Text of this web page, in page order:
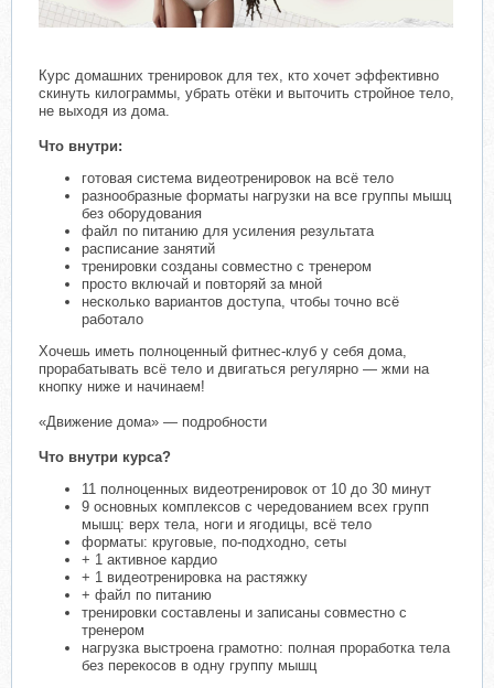
Курс домашних тренировок для тех, кто хочет эффективно
скинуть килограммы, убрать отёки и выточить стройное тело,
не выходя из дома.
Что внутри:
готовая система видеотренировок на всё тело
разнообразные форматы нагрузки на все группы мышц
без оборудования
файл по питанию для усиления результата
расписание занятий
тренировки созданы совместно с тренером
просто включай и повторяй за мной
несколько вариантов доступа, чтобы точно всё
работало
Хочешь иметь полноценный фитнес-клуб у себя дома,
прорабатывать всё тело и двигаться регулярно — жми на
кнопку ниже и начинаем!
«Движение дома» — подробности
Что внутри курса?
11 полноценных видеотренировок от 10 до 30 минут
9 основных комплексов с чередованием всех групп
мышц: верх тела, ноги и ягодицы, всё тело
форматы: круговые, по-подходно, сеты
+ 1 активное кардио
+ 1 видеотренировка на растяжку
+ файл по питанию
тренировки составлены и записаны совместно с
тренером
нагрузка выстроена грамотно: полная проработка тела
без перекосов в одну группу мышц